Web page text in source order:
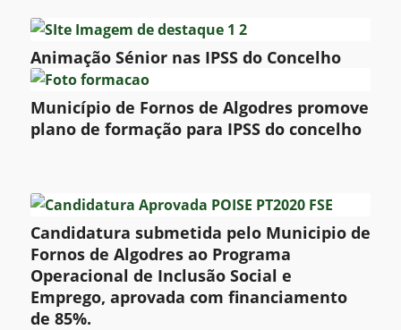
Animação Sénior nas IPSS do Concelho
Município de Fornos de Algodres promove
plano de formação para IPSS do concelho
Candidatura submetida pelo Municipio de
Fornos de Algodres ao Programa
Operacional de Inclusão Social e
Emprego, aprovada com financiamento
de 85%.